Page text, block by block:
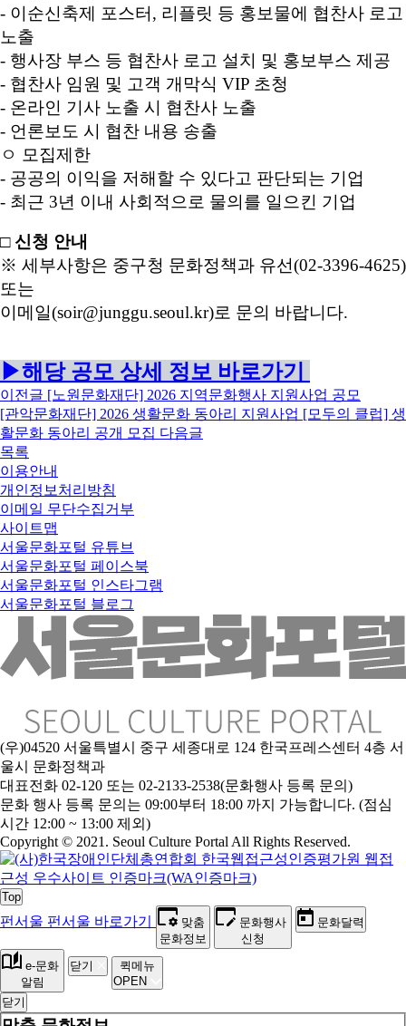
- 이순신축제 포스터, 리플릿 등 홍보물에 협찬사 로고
노출
- 행사장 부스 등 협찬사 로고 설치 및 홍보부스 제공
- 협찬사 임원 및 고객 개막식 VIP 초청
- 온라인 기사 노출 시 협찬사 노출
- 언론보도 시 협찬 내용 송출
ㅇ 모집제한
- 공공의 이익을 저해할 수 있다고 판단되는 기업
- 최근 3년 이내 사회적으로 물의를 일으킨 기업
□ 신청 안내
※ 세부사항은 중구청 문화정책과 유선(02-3396-4625)
또는
이메일(soir@junggu.seoul.kr)로 문의 바랍니다.
▶해당 공모 상세 정보 바로가기
이전글 [노원문화재단] 2026 지역문화행사 지원사업 공모
[관악문화재단] 2026 생활문화 동아리 지원사업 [모두의 클럽] 생
활문화 동아리 공개 모집 다음글
목록
이용안내
개인정보처리방침
이메일 무단수집거부
사이트맵
서울문화포털 유튜브
서울문화포털 페이스북
서울문화포털 인스타그램
서울문화포털 블로그
(우)04520 서울특별시 중구 세종대로 124 한국프레스센터 4층 서
울시 문화정책과
대표전화 02-120 또는 02-2133-2538(문화행사 등록 문의)
문화 행사 등록 문의는 09:00부터 18:00 까지 가능합니다. (점심
시간 12:00 ~ 13:00 제외)
Copyright © 2021. Seoul Culture Portal All Rights Reserved.
Top
펀서울 펀서울 바로가기
맞춤
문화정보
문화행사
신청
문화달력
e-문화
알림
닫기
퀵메뉴
OPEN
닫기